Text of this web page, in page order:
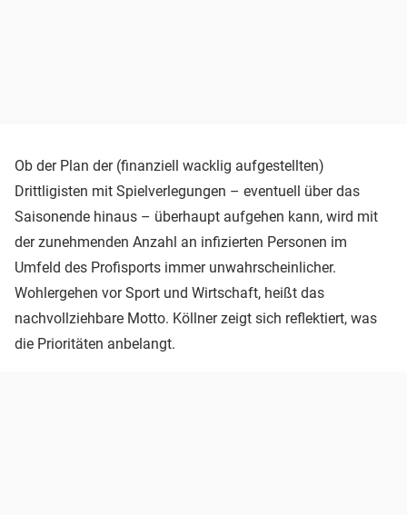
Ob der Plan der (finanziell wacklig aufgestellten)
Drittligisten mit Spielverlegungen – eventuell über das
Saisonende hinaus – überhaupt aufgehen kann, wird mit
der zunehmenden Anzahl an infizierten Personen im
Umfeld des Profisports immer unwahrscheinlicher.
Wohlergehen vor Sport und Wirtschaft, heißt das
nachvollziehbare Motto. Köllner zeigt sich reflektiert, was
die Prioritäten anbelangt.